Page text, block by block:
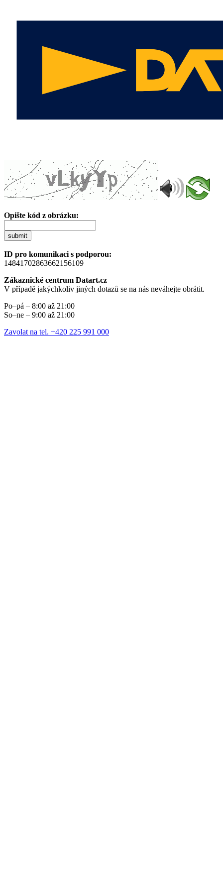
Opište kód z obrázku:
submit
ID pro komunikaci s podporou:
14841702863662156109
Zákaznické centrum Datart.cz
V případě jakýchkoliv jiných dotazů se na nás neváhejte obrátit.
Po–pá – 8:00 až 21:00
So–ne – 9:00 až 21:00
Zavolat na tel. +420 225 991 000